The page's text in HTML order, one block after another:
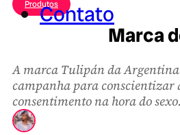
Contato
Produtos
Marca
A marca Tulipán da
campanha para conscientizar
consentimento na hora do